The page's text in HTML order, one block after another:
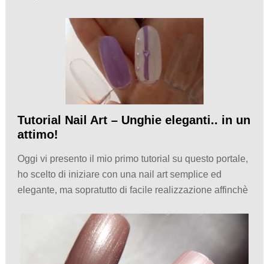
Tutorial Nail Art – Unghie eleganti.. in un
attimo!
Oggi vi presento il mio primo tutorial su questo portale,
ho scelto di iniziare con una nail art semplice ed
elegante, ma sopratutto di facile realizzazione affinchè